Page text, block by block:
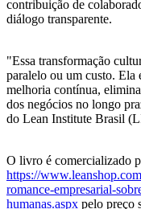
contribuição de
diálogo transparente.
"Essa transformação
paralelo ou um custo. Ela
melhoria contínua,
dos negócios no longo
do Lean Institute Brasil
O livro é comercializado
https://
romance-empresarial-
humanas.aspx pelo preço